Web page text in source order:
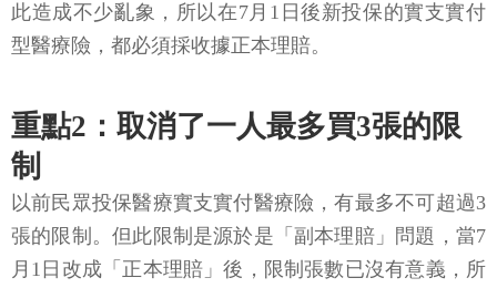
此造成不少亂象，所以在7月1日後新投保的實支實付
型醫療險，都必須採收據正本理賠。
重點2：取消了一人最多買3張的限
制
以前民眾投保醫療實支實付醫療險，有最多不可超過3
張的限制。但此限制是源於是「副本理賠」問題，當7
月1日改成「正本理賠」後，限制張數已沒有意義，所